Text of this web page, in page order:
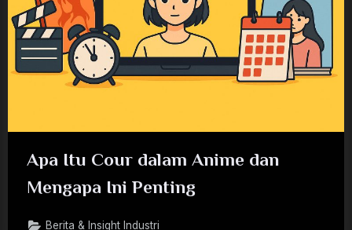
Apa Itu Cour dalam Anime dan
Mengapa Ini Penting
Berita & Insight Industri